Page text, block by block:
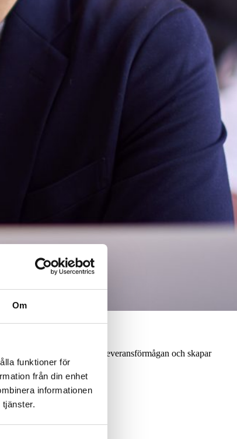
Om
funktioner för
från din enhet
informationen
team, stärker leveransförmågan och skapar